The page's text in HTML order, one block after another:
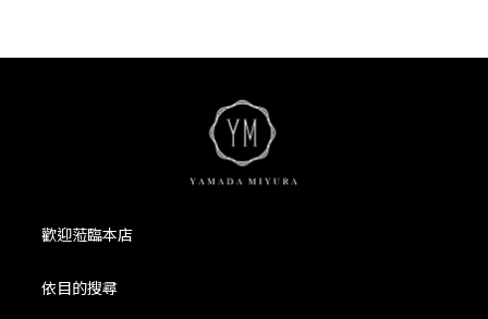
歡迎蒞臨本店
依目的搜尋